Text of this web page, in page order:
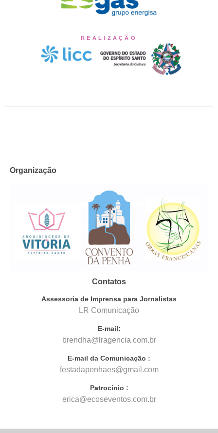
REALIZAÇÃO
Organização
Contatos
Assessoria de Imprensa para Jornalistas
LR Comunicação
E-mail:
brendha@lragencia.com.br
E-mail da Comunicação :
festadapenhaes@gmail.com
Patrocínio :
erica@ecoseventos.com.br